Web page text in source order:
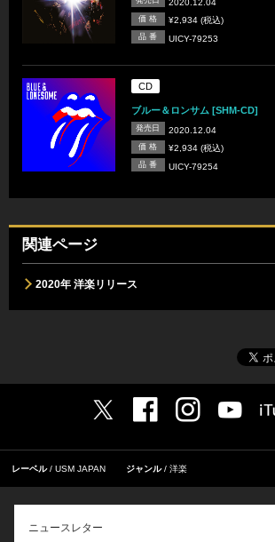
2020.12.04
価 格 ¥2,934 (税込)
品 番 UICY-79253
CD
ブルー＆ロンサム [SHM-CD]
発売日 2020.12.04
価 格 ¥2,934 (税込)
品 番 UICY-79254
関連ページ
2020年 洋楽リリース
レーベル USM JAPAN ジャンル 洋楽
ニュースレター